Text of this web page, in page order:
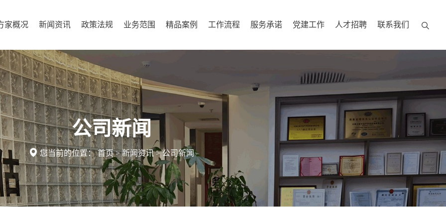
家概况 新闻资讯 政策法规 业务范围 精品案例 工作流程 服务承诺 党建工作 人才招聘 联系我们
公司新闻
您当前的位置：首页>新闻资讯>公司新闻